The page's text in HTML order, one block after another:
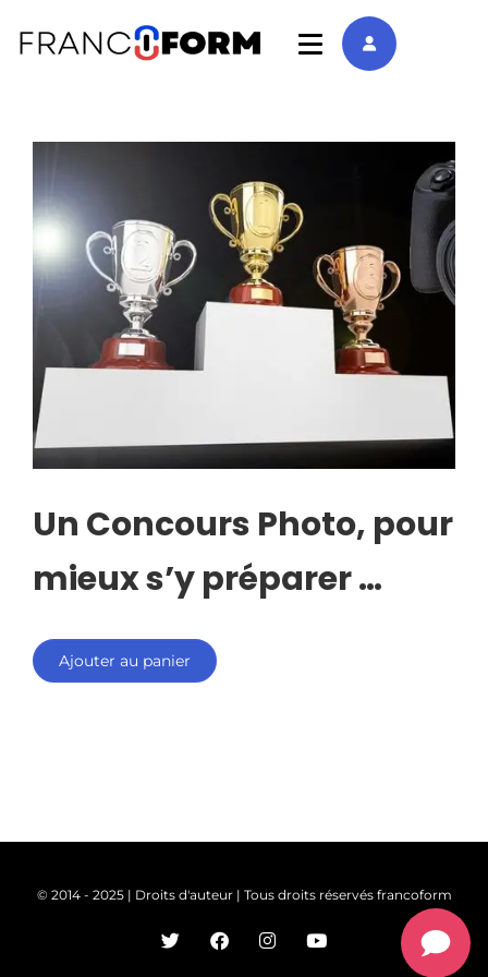
Un Concours Photo, pour
mieux s’y préparer …
Ajouter au panier
© 2014 - 2025 | Droits d'auteur | Tous droits réservés francoform